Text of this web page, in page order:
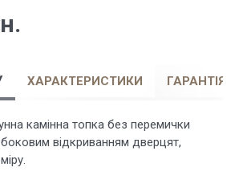
ХАРАКТЕРИСТИКИ ГАРАНТІЯ
камінна топка без перемички
відкриванням дверцят,